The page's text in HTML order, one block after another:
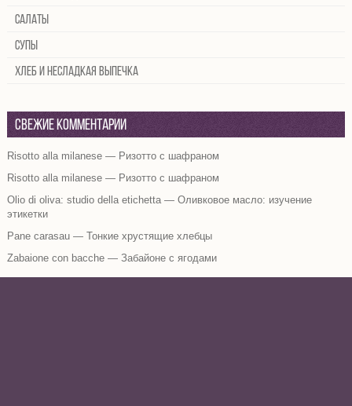
Салаты
Супы
Хлеб и несладкая выпечка
Свежие комментарии
Risotto alla milanese — Ризотто с шафраном
Risotto alla milanese — Ризотто с шафраном
Olio di oliva: studio della etichetta — Оливковое масло: изучение
этикетки
Pane carasau — Тонкие хрустящие хлебцы
Zabaione con bacche — Забайоне с ягодами